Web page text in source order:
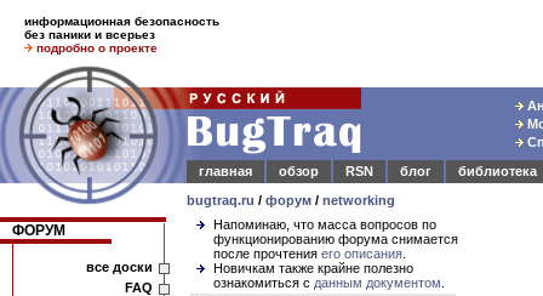
информационная безопасность
без паники и всерьез
подробно о проекте
главная
обзор RSN блог
библиотека
bugtraq.ru / форум / networking
ФОРУМ
все доски
FAQ
Напоминаю, что масса вопросов по
функционированию форума снимается
после прочтения его описания
Новичкам также крайне полезно
ознакомиться с данным документом